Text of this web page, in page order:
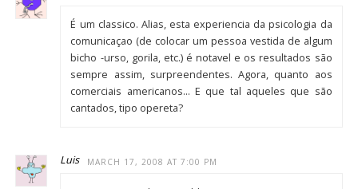
É um classico. Alias, esta experiencia da psicologia da
comunicaçao (de colocar um pessoa vestida de algum
bicho -urso, gorila, etc.) é notavel e os resultados são
sempre assim, surpreendentes. Agora, quanto aos
comerciais americanos… E que tal aqueles que são
cantados, tipo opereta?
Luis MARCH 17, 2008 AT 7:00 PM